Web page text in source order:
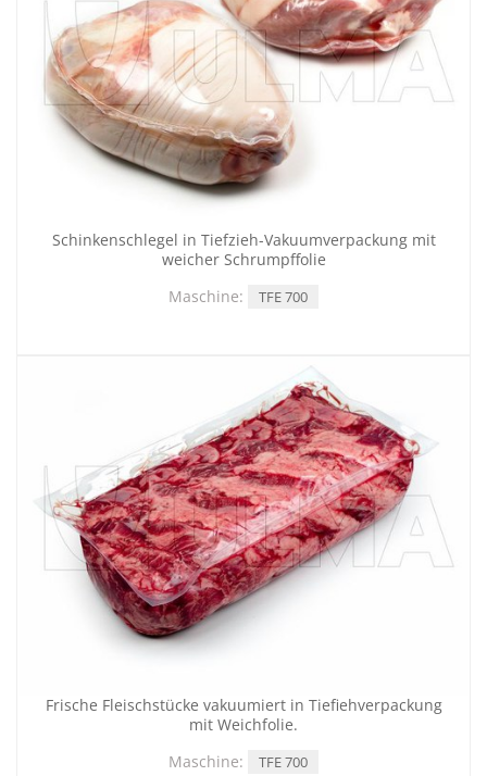
Schinkenschlegel in Tiefzieh-Vakuumverpackung mit
weicher Schrumpffolie
Maschine:
TFE 700
Frische Fleischstücke vakuumiert in Tiefiehverpackung
mit Weichfolie.
Maschine:
TFE 700